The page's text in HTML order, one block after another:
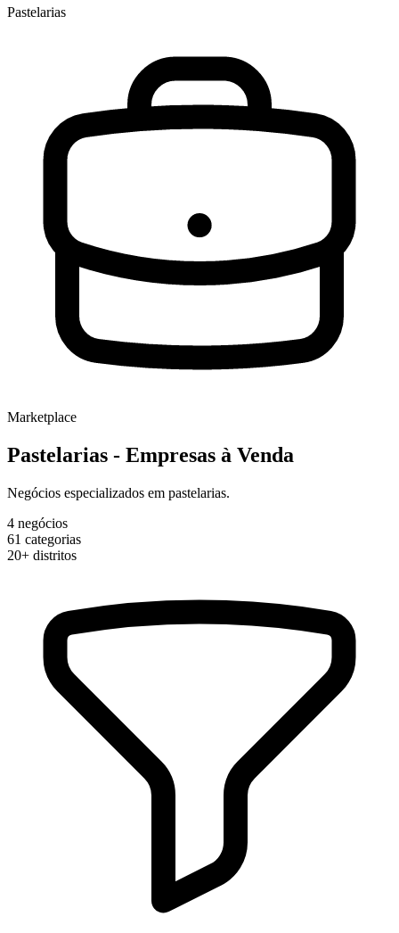
Pastelarias
Marketplace
Pastelarias - Empresas à Venda
Negócios especializados em pastelarias.
4 negócios
61 categorias
20+ distritos